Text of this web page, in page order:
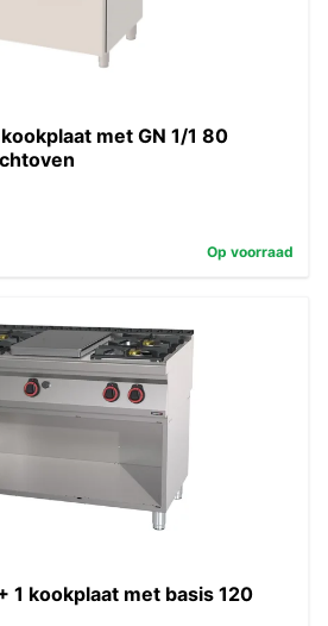
met GN 1/1 80
Op voorraad
1 kookplaat met basis 120